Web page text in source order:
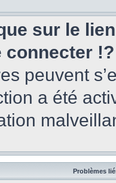
sur le
connecter !?
peuvent
a été
Problèmes